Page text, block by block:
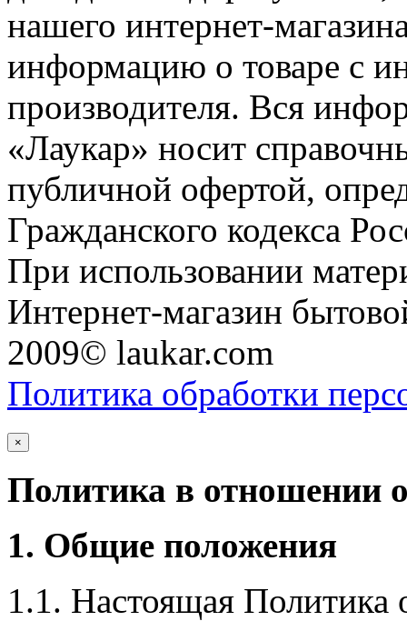
нашего интернет-
информацию о товаре с
производителя. Вся
«Лаукар» носит
публичной офертой,
Гражданского кодекса
При использовании
Интернет-магазин
2009© laukar.com
Политика обработки
×
Политика в отношении
1. Общие положения
1.1. Настоящая Политика